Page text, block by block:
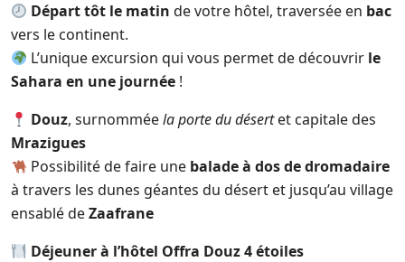
Départ tôt le matin de votre hôtel, traversée en bac
vers le continent.
L’unique excursion qui vous permet de découvrir le
Sahara en une journée !
Douz, surnomméela porte du désertet capitale des
Mrazigues
Possibilité de faire une balade à dos de dromadaire
à travers les dunes géantes du désert et jusqu’au village
ensablé deZaafrane
Déjeuner à l’hôtel Offra Douz 4 étoiles